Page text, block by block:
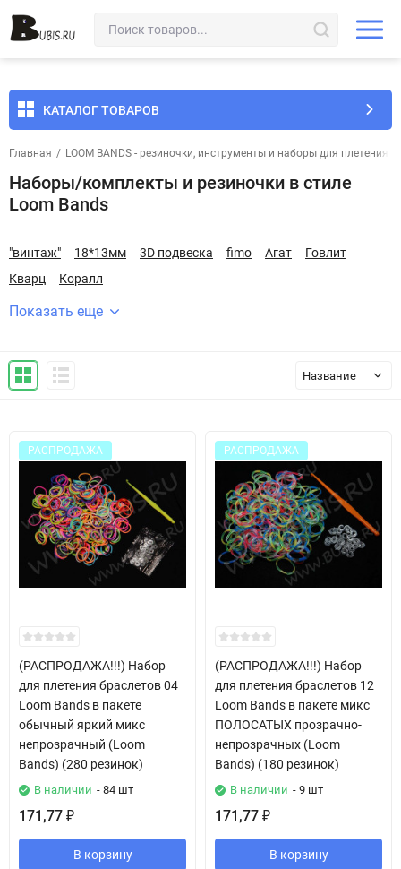
КАТАЛОГ ТОВАРОВ
Главная / LOOM BANDS - pезиночки, инструменты и наборы для плетения
Наборы/комплекты и резиночки в стиле
Loom Bands
"винтаж" 18*13мм 3D подвеска fimo Агат
Говлит
Кварц
Коралл
Показать еще
Название
РАСПРОДАЖА
(РАСПРОДАЖА!!!) Набор
для плетения браслетов 04
Loom Bands в пакете
обычный яркий микс
непрозрачный (Loom
Bands) (280 резинок)
В наличии - 84 шт
171,77 ₽
В корзину
РАСПРОДАЖА
(РАСПРОДАЖА!!!) Набор
для плетения браслетов 12
Loom Bands в пакете микс
ПОЛОСАТЫХ прозрачно-
непрозрачных (Loom
Bands) (180 резинок)
В наличии - 9 шт
171,77 ₽
В корзину